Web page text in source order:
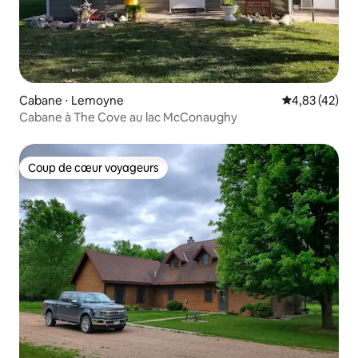
Cabane ⋅ Lemoyne Évaluation
4,83 (42)
Cabane à The Cove au lac McConaughy
Coup de cœur voyageurs
Coup de cœur voyageurs